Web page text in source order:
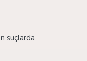
suçlarda